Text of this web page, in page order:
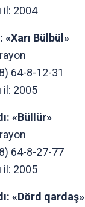
il: 2004
«Хarı Bülbül»
64-8-12-31
il: 2005
«Büllür»
64-8-27-77
il: 2005
«Dörd qardaş»